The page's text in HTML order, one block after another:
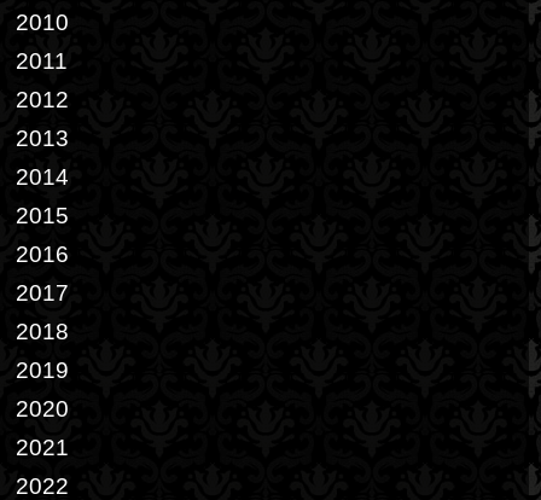
2010
2011
2012
2013
2014
2015
2016
2017
2018
2019
2020
2021
2022